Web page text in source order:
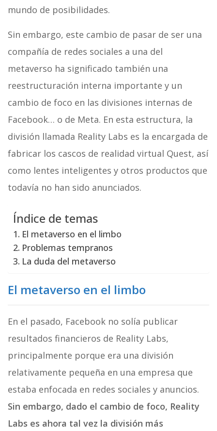
mundo de posibilidades.
Sin embargo, este cambio de pasar de ser una
compañía de redes sociales a una del
metaverso ha significado también una
reestructuración interna importante y un
cambio de foco en las divisiones internas de
Facebook… o de Meta. En esta estructura, la
división llamada Reality Labs es la encargada de
fabricar los cascos de realidad virtual Quest, así
como lentes inteligentes y otros productos que
todavía no han sido anunciados.
Índice de temas
El metaverso en el limbo
Problemas tempranos
La duda del metaverso
El metaverso en el limbo
En el pasado, Facebook no solía publicar
resultados financieros de Reality Labs,
principalmente porque era una división
relativamente pequeña en una empresa que
estaba enfocada en redes sociales y anuncios.
Sin embargo, dado el cambio de foco, Reality
Labs es ahora tal vez la división más